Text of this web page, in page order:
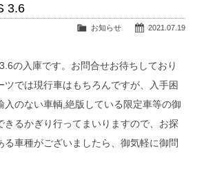
3.6
2021.07.19
お知らせ
の入庫です。お問合せお待ちしており
ツでは現行車はもちろんですが、入手困
入のない車輌,絶版している限定車等の御
きるかぎり行ってまいりますので、お探
る車種がございましたら、御気軽に御問